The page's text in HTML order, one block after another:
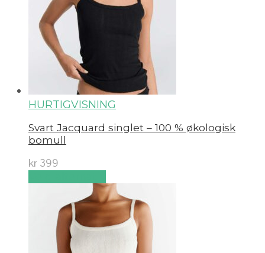
HURTIGVISNING
Svart Jacquard singlet – 100 % økologisk
bomull
kr 399